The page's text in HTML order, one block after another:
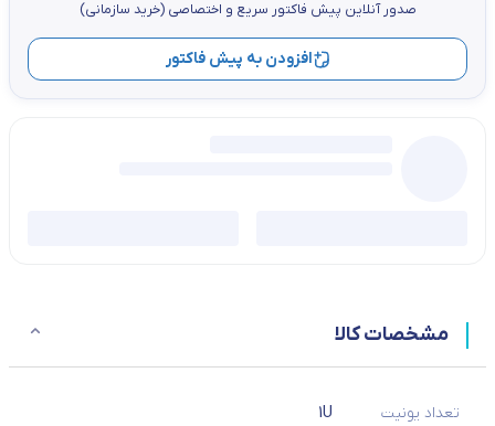
صدور آنلاین پيش فاكتور سریع و اختصاصي (خرید سازمانی)
افزودن به پیش فاکتور
مشخصات کالا
تعداد یونیت 1U